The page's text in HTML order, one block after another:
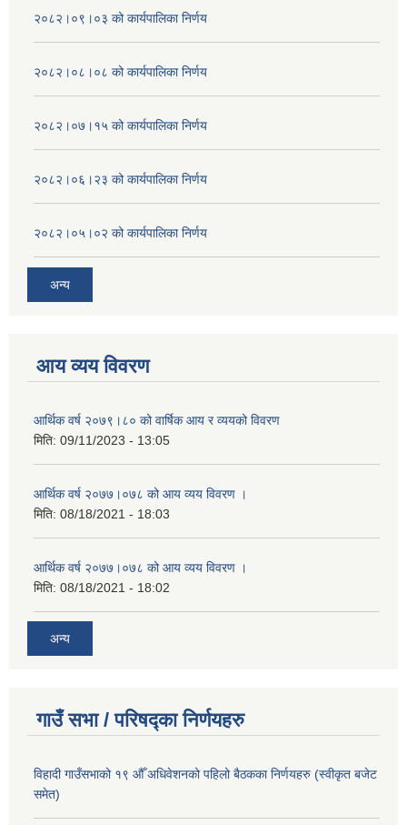
२०८२।०९।०३ को कार्यपालिका निर्णय
२०८२।०८।०८ को कार्यपालिका निर्णय
२०८२।०७।१५ को कार्यपालिका निर्णय
२०८२।०६।२३ को कार्यपालिका निर्णय
२०८२।०५।०२ को कार्यपालिका निर्णय
अन्य
आय व्यय विवरण
आर्थिक वर्ष २०७९।८० को वार्षिक आय र व्ययको विवरण
मिति: 09/11/2023 - 13:05
आर्थिक वर्ष २०७७।०७८ को आय व्यय विवरण ।
मिति: 08/18/2021 - 18:03
आर्थिक वर्ष २०७७।०७८ को आय व्यय विवरण ।
मिति: 08/18/2021 - 18:02
अन्य
गाउँ सभा / परिषद्का निर्णयहरु
विहादी गाउँसभाको १९ औँ अधिवेशनको पहिलो बैठकका निर्णयहरु (स्वीकृत बजेट
समेत)